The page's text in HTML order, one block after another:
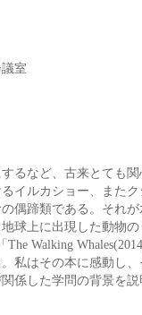
室
るなど、古来とても
イルカショー、また
偶蹄類である。それ
球上に出現した動物
Walking
私はその本に感動し
係した学問の背景を説